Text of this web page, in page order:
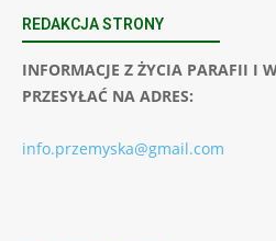
REDAKCJA STRONY
INFORMACJE Z ŻYCIA PARAFII I
PRZESYŁAĆ NA ADRES:
info.przemyska@gmail.com